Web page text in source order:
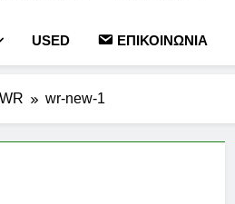
USED ΕΠΙΚΟΙΝΩΝΊΑ
wr-new-1